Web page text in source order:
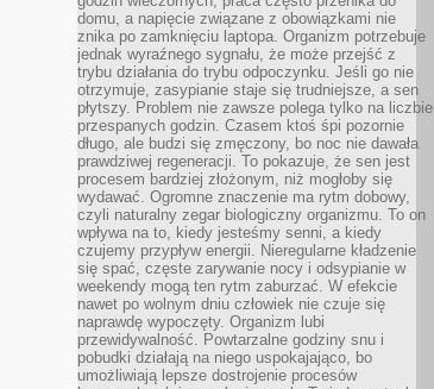
domu, a napięcie związane z obowiązkami nie
znika po zamknięciu laptopa. Organizm potrzebuje
jednak wyraźnego sygnału, że może przejść z
trybu działania do trybu odpoczynku. Jeśli go nie
otrzymuje, zasypianie staje się trudniejsze, a sen
płytszy. Problem nie zawsze polega tylko na liczbie
przespanych godzin. Czasem ktoś śpi pozornie
długo, ale budzi się zmęczony, bo noc nie dawała
prawdziwej regeneracji. To pokazuje, że sen jest
procesem bardziej złożonym, niż mogłoby się
wydawać. Ogromne znaczenie ma rytm dobowy,
czyli naturalny zegar biologiczny organizmu. To on
wpływa na to, kiedy jesteśmy senni, a kiedy
czujemy przypływ energii. Nieregularne kładzenie
się spać, częste zarywanie nocy i odsypianie w
weekendy mogą ten rytm zaburzać. W efekcie
nawet po wolnym dniu człowiek nie czuje się
naprawdę wypoczęty. Organizm lubi
przewidywalność. Powtarzalne godziny snu i
pobudki działają na niego uspokajająco, bo
umożliwiają lepsze dostrojenie procesów